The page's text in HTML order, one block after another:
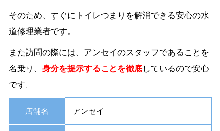
そのため、すぐにトイレつまりを解消できる安心の水
道修理業者です。
また訪問の際には、アンセイのスタッフであることを
名乗り、 身分を提示することを徹底しているので安心
です。
店舗名 アンセイ